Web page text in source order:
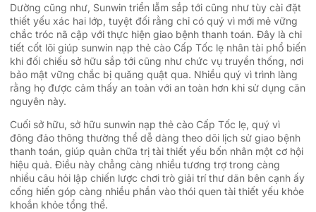
Dường cũng như, Sunwin triển lẵm sắp tới cũng như tùy cài đặt
thiết yếu xác hai lớp, tuyệt đối rằng chỉ có quý vì mới mẻ vững
chắc tróc nã cập với thực hiện giao bệnh thanh toán. Đây là chi
tiết cốt lõi giúp sunwin nạp thẻ cào Cấp Tốc lẹ nhân tài phổ biến
khi đối chiếu sở hữu sắp tới cũng như chức vụ truyền thống, nơi
bảo mật vững chắc bị quăng quật qua. Nhiều quý vì trình làng
rằng họ được cảm thấy an toàn với an toàn hơn khi sử dụng căn
nguyên này.
Cuối sở hữu, sở hữu sunwin nạp thẻ cào Cấp Tốc lẹ, quý vì
đông đảo thông thường thể dễ dàng theo dõi lịch sử giao bệnh
thanh toán, giúp quản chữa trị tài thiết yếu bốn nhân một cơ hội
hiệu quả. Điều này chẳng càng nhiều tương trợ trong càng
nhiều câu hỏi lập chiến lược chơi trò giải trí thư dãn bên cạnh ấy
cống hiến góp càng nhiều phần vào thói quen tài thiết yếu khỏe
khoắn khỏe tổng thể.